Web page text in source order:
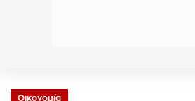
Οικονομία